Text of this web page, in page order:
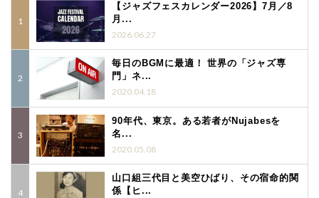
【ジャズフェスカレンダー2026】7月／8
月...
2026.06.27
毎日のBGMに最適！ 世界の「ジャズ専
門」ネ...
2020.04.18
90年代、東京。ある若者がNujabesを
名...
2020.05.08
山口組三代目と美空ひばり、その宿命的関
係【ヒ...